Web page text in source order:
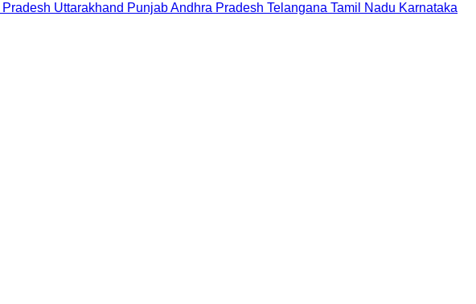
Uttarakhand PunjabAndhra Pradesh Telangana Tamil Nadu Karnataka